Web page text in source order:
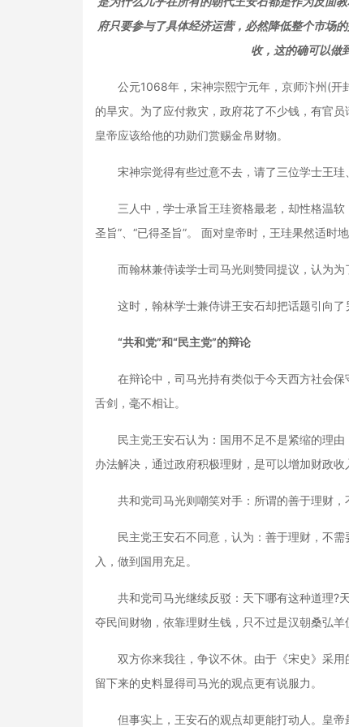
府只要参与了具体经济运营，必然降低整个市场
收，这的确可以做
公元1068年，宋神宗熙宁元年，京师汴州(开
的旱灾。为了应付救灾，政府花了不少钱，有官
皇帝应该给他的功勋们赏赐金帛财物。
宋神宗觉得有些过意不去，请了三位学士王珪
三人中，学士承旨王珪资格最老，却性格温软
圣旨”、“已得圣旨”。 面对皇帝时，王珪果然适时地
而翰林兼侍读学士司马光则赞同提议，认为为
这时，翰林学士兼侍讲王安石却把话题引向了
“共和党”和“民主党”的辩论
在辩论中，司马光持有类似于今天西方社会保
舌剑，毫不相让。
民主党王安石认为：国用不足不是紧缩的理由
办法解决，通过政府积极理财，是可以增加财政收
共和党司马光则嘲笑对手：所谓的善于理财，
民主党王安石不同意，认为：善于理财，不需
入，做到国用充足。
共和党司马光继续反驳：天下哪有这种道理?
夺民间财物，依靠理财生钱，只不过是汉朝桑弘羊
双方你来我往，争议不休。由于《宋史》采用
留下来的史料显得司马光的观点更有说服力。
但事实上，王安石的观点却更能打动人。皇帝